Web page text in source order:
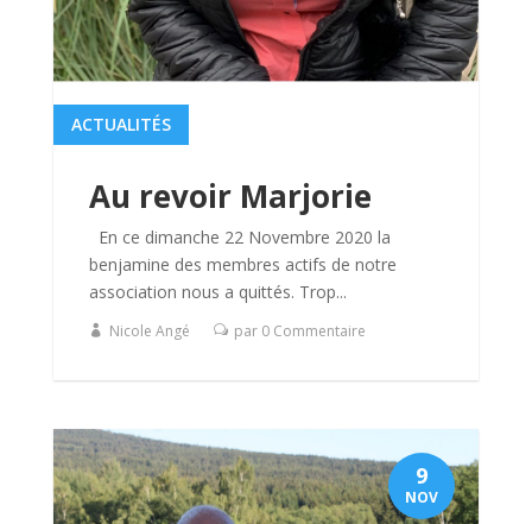
Au revoir Marjorie
ACTUALITÉS
En ce dimanche 22 Novembre 2020 la
benjamine des membres actifs de notre
association nous a quittés. Trop...
Nicole Angé par 0 Commentaire
9
NOV